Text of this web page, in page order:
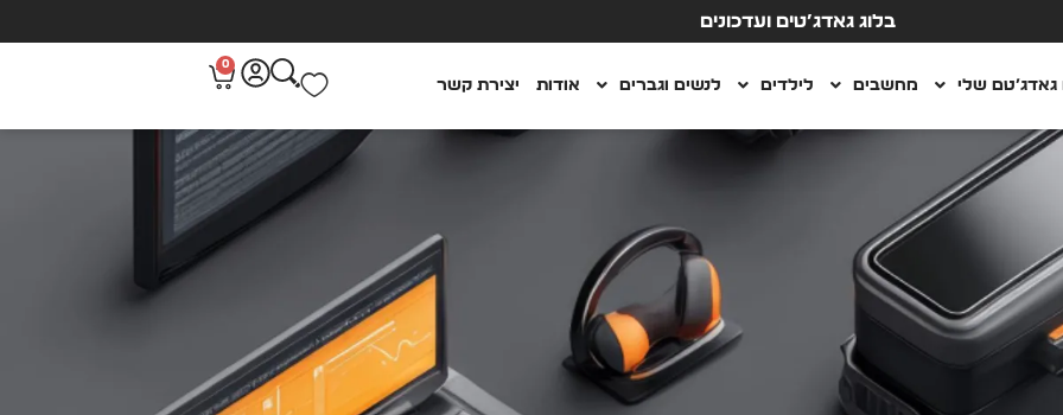
בלוג גאדג’טים ועדכונים
גאדג’טם שלי מחשבים לילדים לנשים וגברים אודות יצירת קשר
0